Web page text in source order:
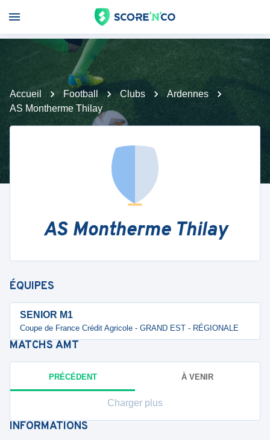
Accueil Football Clubs
Ardennes
AS Montherme Thilay
AS Montherme Thilay
ÉQUIPES
SENIOR M1
Coupe de France Crédit Agricole - GRAND EST - RÉGIONALE
MATCHS AMT
PRÉCÉDENT À VENIR
Charger plus
INFORMATIONS